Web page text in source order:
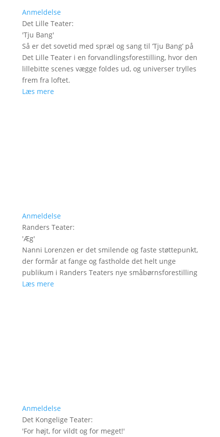
Anmeldelse
Det Lille Teater:
'Tju Bang'
Så er det sovetid med spræl og sang til ’Tju Bang’ på
Det Lille Teater i en forvandlingsforestilling, hvor den
lillebitte scenes vægge foldes ud, og universer trylles
frem fra loftet.
Læs mere
Anmeldelse
Randers Teater:
'Æg'
Nanni Lorenzen er det smilende og faste støttepunkt,
der formår at fange og fastholde det helt unge
publikum i Randers Teaters nye småbørnsforestilling
Læs mere
Anmeldelse
Det Kongelige Teater:
'For højt, for vildt og for meget!'